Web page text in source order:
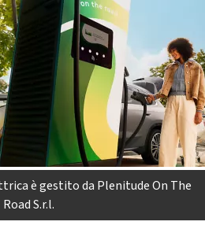
è gestito da Plenitude On The
Road S.r.l.